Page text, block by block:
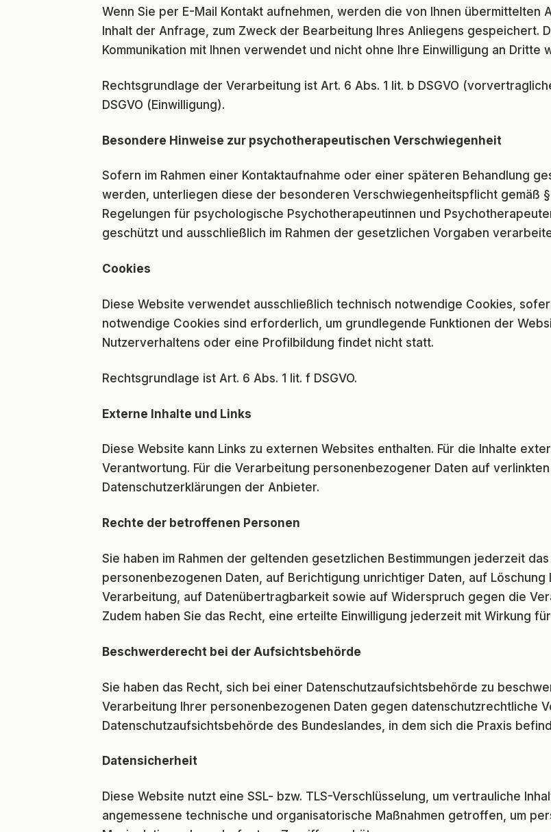
Wenn Sie per E-Mail Kontakt aufnehmen, werden die von Ihnen übermittelten
Inhalt der Anfrage, zum Zweck der Bearbeitung Ihres Anliegens gespeichert.
Kommunikation mit Ihnen verwendet und nicht ohne Ihre Einwilligung an Dritte
Rechtsgrundlage der Verarbeitung ist Art. 6 Abs. 1 lit. b DSGVO
DSGVO (Einwilligung).
Besondere Hinweise zur psychotherapeutischen Verschwiegenheit
Sofern im Rahmen einer Kontaktaufnahme oder einer späteren Behandlung
werden, unterliegen diese der besonderen Verschwiegenheitspflicht gemäß
Regelungen für psychologische Psychotherapeutinnen und
geschützt und ausschließlich im Rahmen der gesetzlichen Vorgaben
Cookies
Diese Website verwendet ausschließlich technisch notwendige Cookies,
notwendige Cookies sind erforderlich, um grundlegende Funktionen der
Nutzerverhaltens oder eine Profilbildung findet nicht statt.
Rechtsgrundlage ist Art. 6 Abs. 1 lit. f DSGVO.
Externe Inhalte und Links
Diese Website kann Links zu externen Websites enthalten. Für die Inhalte
Verantwortung. Für die Verarbeitung personenbezogener Daten auf
Datenschutzerklärungen der Anbieter.
Rechte der betroffenen Personen
Sie haben im Rahmen der geltenden gesetzlichen Bestimmungen jederzeit
personenbezogenen Daten, auf Berichtigung unrichtiger Daten, auf Löschung
Verarbeitung, auf Datenübertragbarkeit sowie auf Widerspruch gegen die
Zudem haben Sie das Recht, eine erteilte Einwilligung jederzeit mit Wirkung
Beschwerderecht bei der Aufsichtsbehörde
Sie haben das Recht, sich bei einer Datenschutzaufsichtsbehörde zu
Verarbeitung Ihrer personenbezogenen Daten gegen datenschutzrechtliche
Datenschutzaufsichtsbehörde des Bundeslandes, in dem sich die Praxis
Datensicherheit
Diese Website nutzt eine SSL- bzw. TLS-Verschlüsselung, um vertrauliche
angemessene technische und organisatorische Maßnahmen getroffen, um